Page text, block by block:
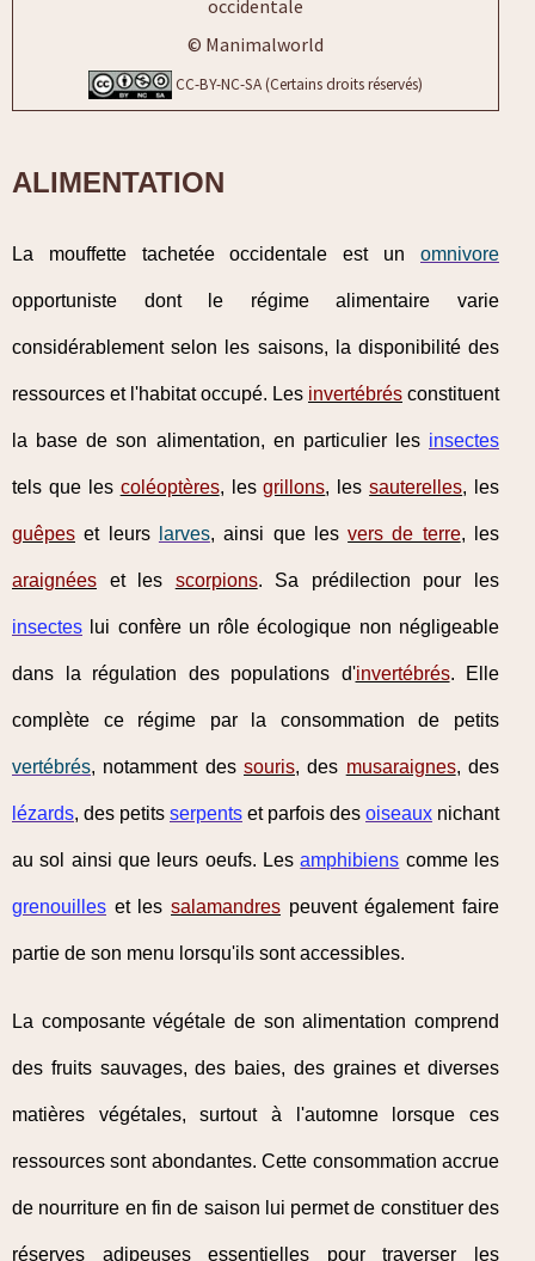
occidentale
© Manimalworld
CC-BY-NC-SA (Certains droits réservés)
ALIMENTATION
La mouffette tachetée occidentale est un omnivore
opportuniste dont le régime alimentaire varie
considérablement selon les saisons, la disponibilité des
ressources et l'habitat occupé. Les invertébrés constituent
la base de son alimentation, en particulier les insectes
tels que les coléoptères, lesgrillons, lessauterelles, les
guêpes et leurs larves, ainsi que lesvers de terre, les
araignées et les scorpions. Sa prédilection pour les
insectes lui confère un rôle écologique non négligeable
dans la régulation des populations d'invertébrés. Elle
complète ce régime par la consommation de petits
vertébrés, notamment des souris, des musaraignes, des
lézards, des petits serpents et parfois des oiseaux nichant
au sol ainsi que leurs oeufs. Lesamphibiens comme les
grenouilles et les salamandres peuvent également faire
partie de son menu lorsqu'ils sont accessibles.
La composante végétale de son alimentation comprend
des fruits sauvages, des baies, des graines et diverses
matières végétales, surtout à l'automne lorsque ces
ressources sont abondantes. Cette consommation accrue
de nourriture en fin de saison lui permet de constituer des
réserves adipeuses essentielles pour traverser les